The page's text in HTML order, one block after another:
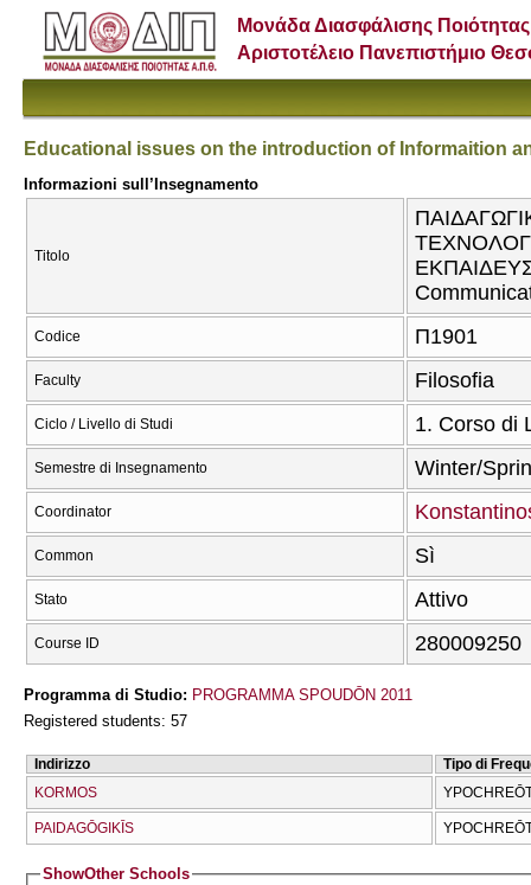
Μονάδα Διασφάλισης Ποιότητας
Αριστοτέλειο Πανεπιστήμιο
Educational issues on the introduction of Informaition
Informazioni sull’Insegnamento
Titolo
Codice Π1901
Faculty Filosofia
Ciclo / Livello di Studi 1. Corso di
Semestre di Insegnamento Winter/
Coordinator
Common Sì
Stato Attivo
Course ID 280009250
Programma di Studio: PROGRAMMA SPOUDŌN 2011
Registered students: 57
Indirizzo
Tipo di
KORMOS
PAIDAGŌGIKĪS
ShowOther Schools